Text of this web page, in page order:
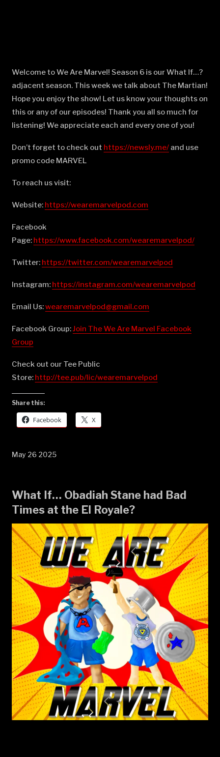
Welcome to We Are Marvel! Season 6 is our What If…?
adjacent season. This week we talk about The Martian!
Hope you enjoy the show! Let us know your thoughts on
this or any of our episodes! Thank you all so much for
listening! We appreciate each and every one of you!
Don’t forget to check out ⁠⁠⁠⁠⁠⁠⁠⁠⁠⁠⁠⁠⁠⁠⁠⁠⁠⁠⁠⁠⁠⁠⁠⁠⁠⁠⁠⁠⁠⁠⁠⁠⁠⁠⁠⁠⁠⁠⁠⁠⁠⁠⁠⁠⁠⁠⁠⁠⁠⁠https://newsly.me/⁠⁠⁠⁠⁠⁠⁠⁠⁠⁠⁠⁠⁠⁠⁠⁠⁠⁠⁠⁠⁠⁠⁠⁠⁠⁠⁠⁠⁠⁠⁠⁠⁠⁠⁠⁠⁠⁠⁠⁠⁠⁠⁠⁠⁠⁠⁠⁠⁠⁠ and use
promo code MARVEL
To reach us visit:
Website: ⁠⁠⁠⁠⁠⁠⁠⁠⁠⁠⁠⁠⁠⁠⁠⁠⁠⁠⁠⁠⁠⁠⁠⁠⁠⁠⁠⁠⁠⁠⁠⁠⁠⁠⁠⁠⁠⁠⁠⁠⁠⁠⁠⁠⁠⁠⁠⁠⁠⁠https://wearemarvelpod.com⁠⁠⁠⁠⁠⁠⁠⁠⁠⁠⁠⁠⁠⁠⁠⁠⁠⁠⁠⁠⁠⁠⁠⁠⁠⁠⁠⁠⁠⁠⁠⁠⁠⁠⁠⁠⁠⁠⁠⁠⁠⁠⁠⁠⁠⁠⁠⁠⁠⁠
Facebook
Page: ⁠⁠⁠⁠⁠⁠⁠⁠⁠⁠⁠⁠⁠⁠⁠⁠⁠⁠⁠⁠⁠⁠⁠⁠⁠⁠⁠⁠⁠⁠⁠⁠⁠⁠⁠⁠⁠⁠⁠⁠⁠⁠⁠⁠⁠⁠⁠⁠⁠⁠https://www.facebook.com/wearemarvelpod/⁠⁠⁠⁠⁠⁠⁠⁠⁠⁠⁠⁠⁠⁠⁠⁠⁠⁠⁠⁠⁠⁠⁠⁠⁠⁠⁠⁠⁠⁠⁠⁠⁠⁠⁠⁠⁠⁠⁠⁠⁠⁠⁠⁠⁠⁠⁠⁠⁠⁠
Twitter: ⁠⁠⁠⁠⁠⁠⁠⁠⁠⁠⁠⁠⁠⁠⁠⁠⁠⁠⁠⁠⁠⁠⁠⁠⁠⁠⁠⁠⁠⁠⁠⁠⁠⁠⁠⁠⁠⁠⁠⁠⁠⁠⁠⁠⁠⁠⁠⁠⁠⁠https://twitter.com/wearemarvelpod⁠⁠⁠⁠⁠⁠⁠⁠⁠⁠⁠⁠⁠⁠⁠⁠⁠⁠⁠⁠⁠⁠⁠⁠⁠⁠⁠⁠⁠⁠⁠⁠⁠⁠⁠⁠⁠⁠⁠⁠⁠⁠⁠⁠⁠⁠⁠⁠⁠⁠
Instagram: ⁠⁠⁠⁠⁠⁠⁠⁠⁠⁠⁠⁠⁠⁠⁠⁠⁠⁠⁠⁠⁠⁠⁠⁠⁠⁠⁠⁠⁠⁠⁠⁠⁠⁠⁠⁠⁠⁠⁠⁠⁠⁠⁠⁠⁠⁠⁠⁠⁠⁠https://instagram.com/wearemarvelpod⁠⁠⁠⁠⁠⁠⁠⁠⁠⁠⁠⁠⁠⁠⁠⁠⁠⁠⁠⁠⁠⁠⁠⁠⁠⁠⁠⁠⁠⁠⁠⁠⁠⁠⁠⁠⁠⁠⁠⁠⁠⁠⁠⁠⁠⁠⁠⁠⁠⁠
Email Us:⁠⁠⁠⁠⁠⁠⁠⁠⁠⁠⁠⁠⁠⁠⁠⁠⁠⁠⁠⁠⁠⁠⁠⁠⁠⁠⁠⁠⁠⁠⁠⁠⁠⁠⁠⁠⁠⁠⁠⁠⁠⁠⁠⁠⁠⁠⁠⁠⁠⁠wearemarvelpod@gmail.com⁠⁠⁠⁠⁠⁠⁠⁠⁠⁠⁠⁠⁠⁠⁠⁠⁠⁠⁠⁠⁠⁠⁠⁠⁠⁠⁠⁠⁠⁠⁠⁠⁠⁠⁠⁠⁠⁠⁠⁠⁠⁠⁠⁠⁠⁠⁠⁠⁠⁠
Facebook Group:⁠⁠⁠⁠⁠⁠⁠⁠⁠⁠⁠⁠⁠⁠⁠⁠⁠⁠⁠⁠⁠⁠⁠⁠⁠⁠⁠⁠⁠⁠⁠⁠⁠⁠⁠⁠⁠⁠⁠⁠⁠⁠⁠⁠⁠⁠⁠⁠⁠⁠Join The We Are Marvel Facebook
Group⁠⁠⁠⁠⁠⁠⁠⁠⁠⁠⁠⁠⁠⁠⁠⁠⁠⁠⁠⁠⁠⁠⁠⁠⁠⁠⁠⁠⁠⁠⁠⁠⁠⁠⁠⁠⁠⁠⁠⁠⁠⁠⁠⁠⁠⁠⁠⁠⁠⁠
Check out our Tee Public
Store: ⁠⁠⁠⁠⁠⁠⁠⁠⁠⁠⁠⁠⁠⁠⁠⁠⁠⁠⁠⁠⁠⁠⁠⁠⁠⁠⁠⁠⁠⁠⁠⁠⁠⁠⁠⁠⁠⁠⁠⁠⁠⁠⁠⁠⁠⁠⁠⁠⁠⁠http://tee.pub/lic/wearemarvelpod⁠
Share this:
Facebook X
May 26 2025
What If… Obadiah Stane had Bad
Times at the El Royale?